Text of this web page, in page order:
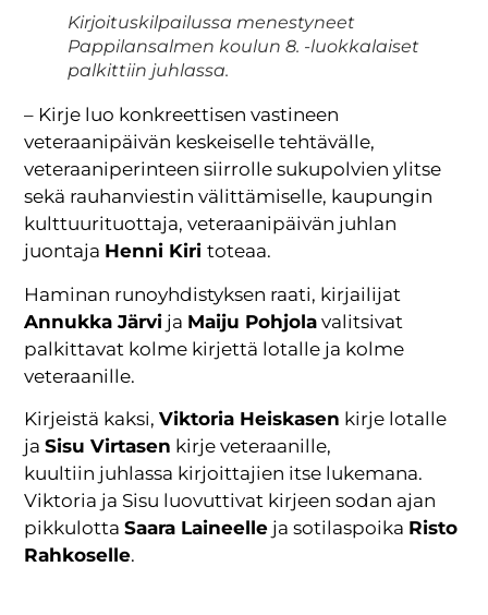
Kirjoituskilpailussa menestyneet
Pappilansalmen koulun 8. -luokkalaiset
palkittiin juhlassa.
– Kirje luo konkreettisen vastineen
veteraanipäivän keskeiselle tehtävälle,
veteraaniperinteen siirrolle sukupolvien ylitse
sekä rauhanviestin välittämiselle, kaupungin
kulttuurituottaja, veteraanipäivän juhlan
juontaja Henni Kiritoteaa.
Haminan runoyhdistyksen raati, kirjailijat
Annukka Järvi ja Maiju Pohjola valitsivat
palkittavat kolme kirjettä lotalle ja kolme
veteraanille.
Kirjeistä kaksi,Viktoria Heiskasen kirje lotalle
jaSisu Virtasen kirje veteraanille,
kuultiin juhlassa kirjoittajien itse lukemana.
Viktoria ja Sisu luovuttivat kirjeen sodan ajan
pikkulottaSaara Laineelle ja sotilaspoika Risto
Rahkoselle.